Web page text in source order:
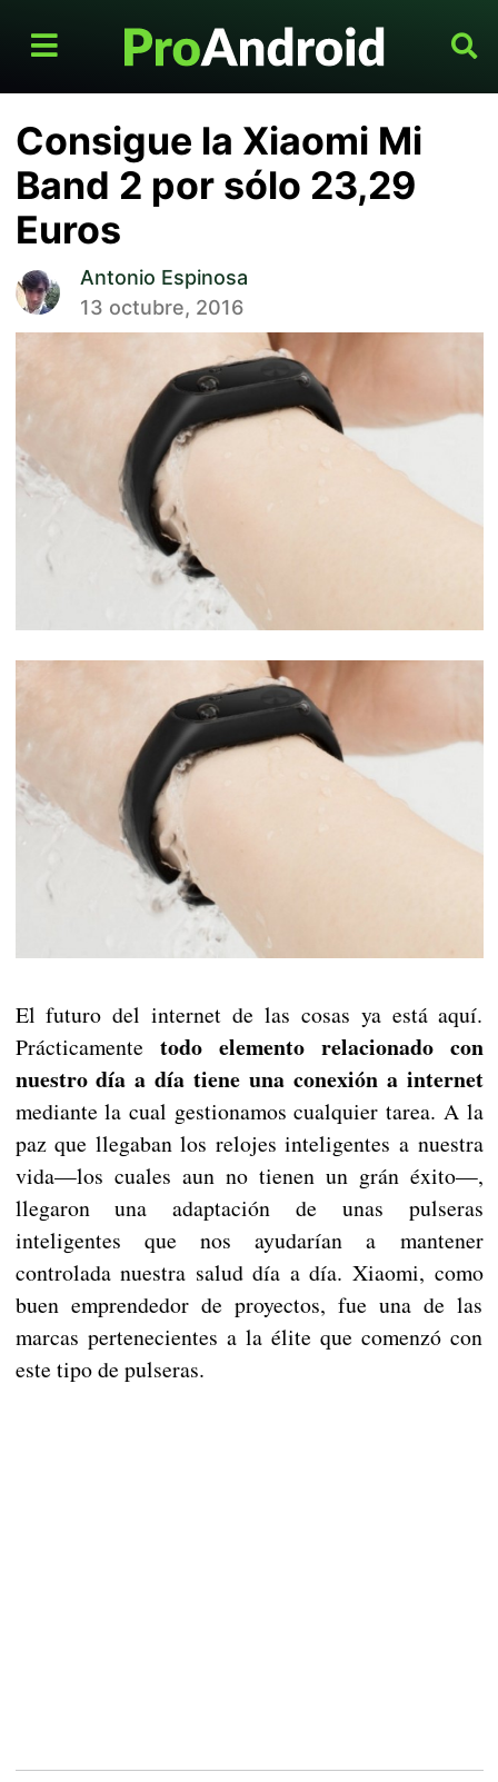
Consigue la Xiaomi Mi
Band 2 por sólo 23,29
Euros
Antonio Espinosa
13 octubre, 2016
El futuro del internet de las cosas ya está aquí.
Prácticamente todo elemento relacionado con
nuestro día a día tiene una conexión a internet
mediante la cual gestionamos cualquier tarea. A la
paz que llegaban los relojes inteligentes a nuestra
vida—los cuales aun no tienen un grán éxito—,
llegaron una adaptación de unas pulseras
inteligentes que nos ayudarían a mantener
controlada nuestra salud día a día. Xiaomi, como
buen emprendedor de proyectos, fue una de las
marcas pertenecientes a la élite que comenzó con
este tipo de pulseras.